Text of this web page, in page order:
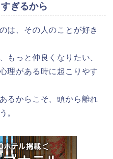
ぎるから
は、その人のことが好き
もっと仲良くなりたい、
理がある時に起こりやす
るからこそ、頭から離れ
。